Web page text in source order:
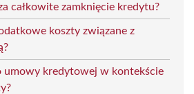
całkowite zamknięcie kredytu?
koszty związane z
umowy kredytowej w kontekście